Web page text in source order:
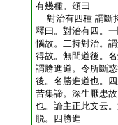
有幾種。頌曰
對治有四種 謂斷
釋曰。對治有四。
惱故。二持對治。
得故。無間道後。
謂勝進道。令所斷
後。名勝進道也。
苦集諦。深生厭患
也。論主正此文云
脱。四勝進